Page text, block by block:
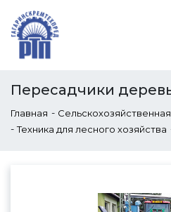
Пересадчики
Главная -
-Техника для лесного хозяйства